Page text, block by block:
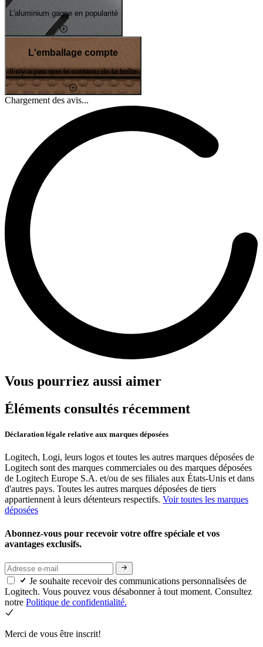
L'aluminium gagne en popularité
L'emballage compte
Il n'y a pas que le contenu de la boîte
Chargement des avis...
Vous pourriez aussi aimer
Éléments consultés récemment
Déclaration légale relative aux marques déposées
Logitech, Logi, leurs logos et toutes les autres marques déposées de
Logitech sont des marques commerciales ou des marques déposées
de Logitech Europe S.A. et/ou de ses filiales aux États-Unis et dans
d'autres pays. Toutes les autres marques déposées de tiers
appartiennent à leurs détenteurs respectifs. Voir toutes les marques
déposées
Abonnez-vous pour recevoir votre offre spéciale et vos
avantages exclusifs.
Je souhaite recevoir des communications personnalisées de
Logitech. Vous pouvez vous désabonner à tout moment. Consultez
notre Politique de confidentialité.
Merci de vous être inscrit!